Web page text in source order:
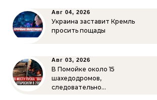
Авг 04, 2026
Украина заставит Кремль
просить пощады
Авг 03, 2026
В Помойке около 15
шахедодромов,
следовательно…